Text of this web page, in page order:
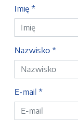
Imię *
Nazwisko *
E-mail *